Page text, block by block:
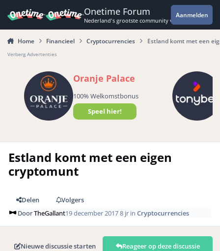
Onetime Forum
Nederland's grootste community voor de
Aanmelden
Home Financieel Cryptocurrencies Estland komt met een
Verberg Advertenties
Oranje Palace
100% Welkomstbonus
Speel hier!
Estland komt met een eigen
cryptomunt
Delen
Volgers
DoorTheGallant19 december 20178 jr inCryptocurrencies
Nieuwe discussie starten Reageer op deze discussie